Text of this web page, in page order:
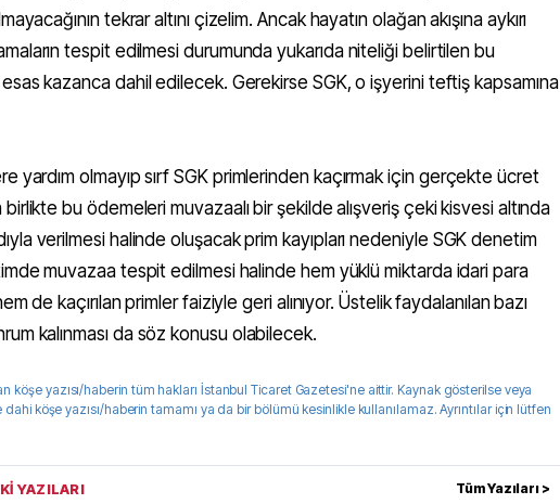
tekrar altını çizelim. Ancak hayatın olağan akışına aykırı
tespit edilmesi durumunda yukarıda niteliği belirtilen bu
kazanca dahil edilecek. Gerekirse SGK, o işyerini teftiş kapsamına
yardım olmayıp sırf SGK primlerinden kaçırmak için gerçekte ücret
bu ödemeleri muvazaalı bir şekilde alışveriş çeki kisvesi altında
verilmesi halinde oluşacak prim kayıpları nedeniyle SGK denetim
muvazaa tespit edilmesi halinde hem yüklü miktarda idari para
de kaçırılan primler faiziyle geri alınıyor. Üstelik faydalanılan bazı
kalınması da söz konusu olabilecek.
köşe yazısı/haberin tüm hakları İstanbul Ticaret Gazetesi'ne aittir. Kaynak gösterilse veya
köşe yazısı/haberin tamamı ya da bir bölümü kesinlikle kullanılamaz. Ayrıntılar için lütfen
YAZILARI Tüm Yazıları >